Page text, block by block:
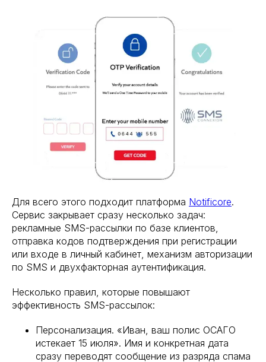
Для всего этого подходит платформа Notificore.
Сервис закрывает сразу несколько задач:
рекламные SMS-рассылки по базе клиентов,
отправка кодов подтверждения при регистрации
или входе в личный кабинет, механизм авторизации
по SMS и двухфакторная аутентификация.
Несколько правил, которые повышают
эффективность SMS-рассылок:
Персонализация. «Иван, ваш полис ОСАГО
истекает 15 июля». Имя и конкретная дата
сразу переводят сообщение из разряда спама